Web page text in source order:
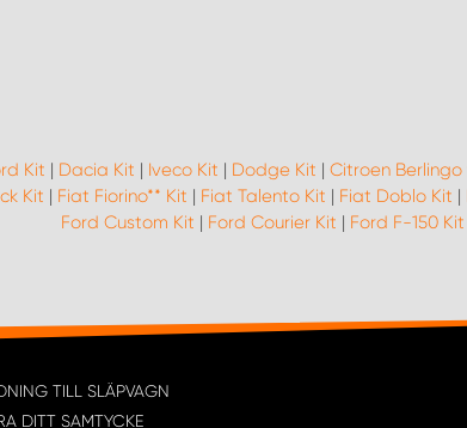
Kit | Dacia Kit | Iveco Kit | Dodge Kit | Citroen Berlingo
Kit | Fiat Fiorino** Kit | Fiat Talento Kit | Fiat Doblo Kit |
Ford Custom Kit | Ford Courier Kit | Ford F-150 Kit
TILL SLÄPVAGN
DITT SAMTYCKE